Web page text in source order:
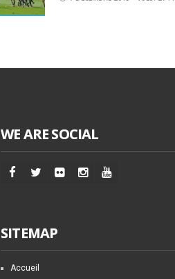
WE ARE SOCIAL
SITEMAP
Accueil